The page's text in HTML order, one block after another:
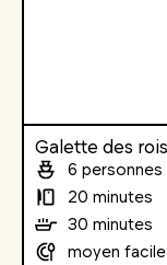
Galette des
6 personnes
20 minutes
30 minutes
moyen facile